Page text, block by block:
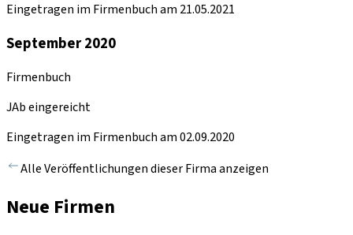
Eingetragen im Firmenbuch am 21.05.2021
September 2020
Firmenbuch
JAb eingereicht
Eingetragen im Firmenbuch am 02.09.2020
Alle Veröffentlichungen dieser Firma anzeigen
Neue Firmen